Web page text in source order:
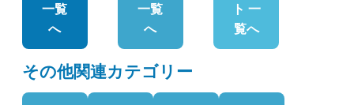
一覧
へ
一覧
へ
ト 一
覧へ
その他関連カテゴリー